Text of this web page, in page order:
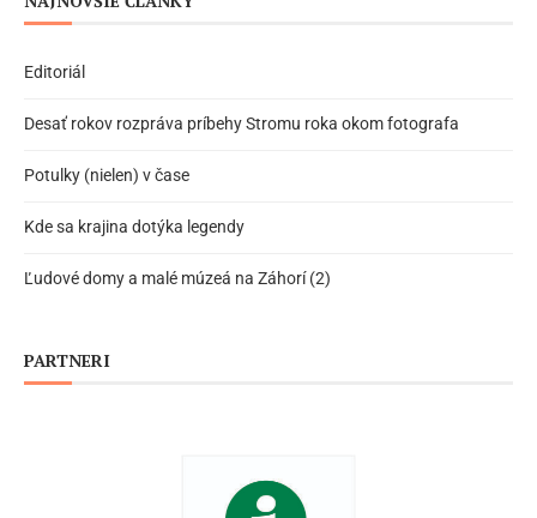
Editoriál
Desať rokov rozpráva príbehy Stromu roka okom fotografa
Potulky (nielen) v čase
Kde sa krajina dotýka legendy
Ľudové domy a malé múzeá na Záhorí (2)
PARTNERI